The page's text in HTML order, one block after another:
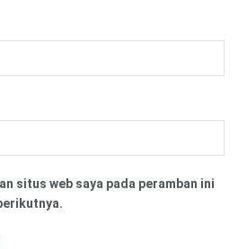
situs web saya pada peramban ini